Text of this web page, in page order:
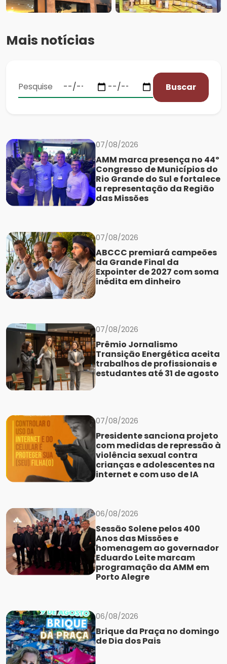
Mais notícias
Buscar
07/08/2026
AMM marca presença no 44º
Congresso de Municípios do
Rio Grande do Sul e fortalece
a representação da Região
das Missões
07/08/2026
ABCCC premiará campeões
da Grande Final da
Expointer de 2027 com soma
inédita em dinheiro
07/08/2026
Prêmio Jornalismo
Transição Energética aceita
trabalhos de profissionais e
estudantes até 31 de agosto
07/08/2026
Presidente sanciona projeto
com medidas de repressão à
violência sexual contra
crianças e adolescentes na
internet e com uso de IA
06/08/2026
Sessão Solene pelos 400
Anos das Missões e
homenagem ao governador
Eduardo Leite marcam
programação da AMM em
Porto Alegre
06/08/2026
Brique da Praça no domingo
de Dia dos Pais